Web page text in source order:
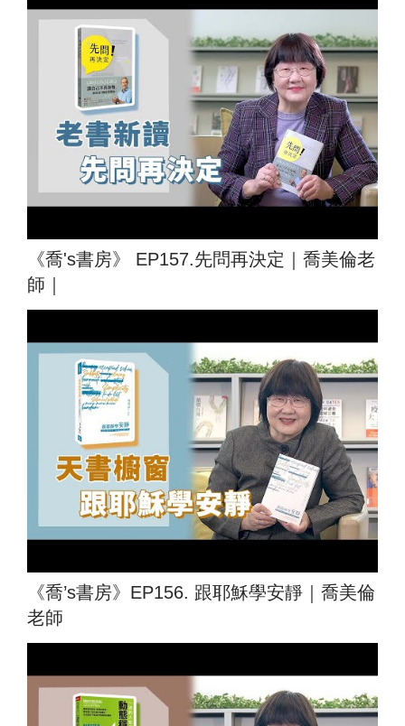
《喬's書房》 EP157.先問再決定｜喬美倫老
師｜
《喬’s書房》EP156. 跟耶穌學安靜｜喬美倫
老師